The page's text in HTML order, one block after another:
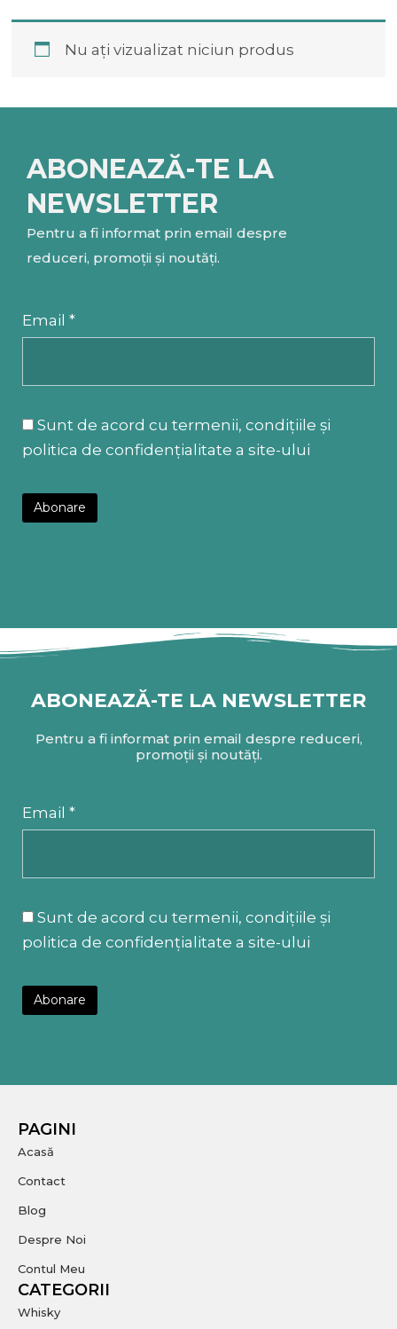
Nu ați vizualizat niciun produs
ABONEAZĂ-TE LA
NEWSLETTER
Pentru a fi informat prin email despre
reduceri, promoții și noutăți.
Email *
Sunt de acord cu termenii, condițiile și
politica de confidențialitate a site-ului
ABONEAZĂ-TE LA NEWSLETTER
Pentru a fi informat prin email despre reduceri,
promoții și noutăți.
Email *
Sunt de acord cu termenii, condițiile și
politica de confidențialitate a site-ului
PAGINI
Acasă
Contact
Blog
Despre Noi
Contul Meu
CATEGORII
Whisky